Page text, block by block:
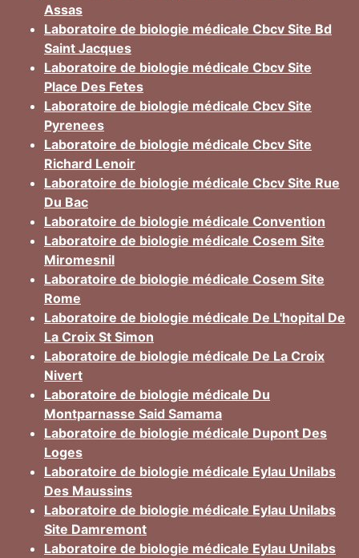
Assas
Laboratoire de biologie médicale Cbcv Site Bd
Saint Jacques
Laboratoire de biologie médicale Cbcv Site
Place Des Fetes
Laboratoire de biologie médicale Cbcv Site
Pyrenees
Laboratoire de biologie médicale Cbcv Site
Richard Lenoir
Laboratoire de biologie médicale Cbcv Site Rue
Du Bac
Laboratoire de biologie médicale Convention
Laboratoire de biologie médicale Cosem Site
Miromesnil
Laboratoire de biologie médicale Cosem Site
Rome
Laboratoire de biologie médicale De L'hopital De
La Croix St Simon
Laboratoire de biologie médicale De La Croix
Nivert
Laboratoire de biologie médicale Du
Montparnasse Said Samama
Laboratoire de biologie médicale Dupont Des
Loges
Laboratoire de biologie médicale Eylau Unilabs
Des Maussins
Laboratoire de biologie médicale Eylau Unilabs
Site Damremont
Laboratoire de biologie médicale Eylau Unilabs